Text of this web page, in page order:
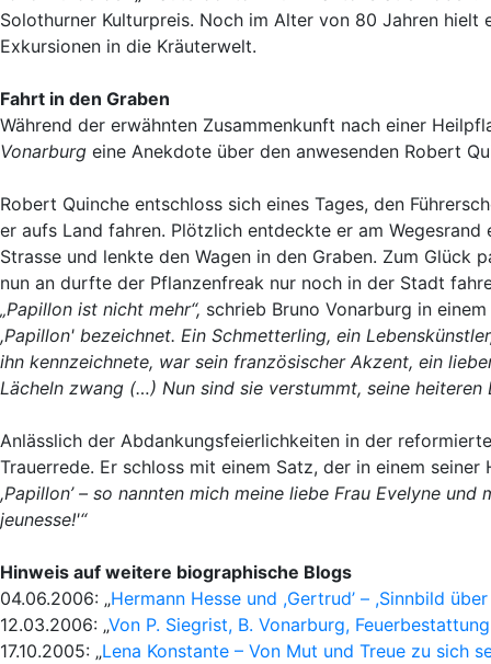
Solothurner Kulturpreis. Noch im Alter von 80 Jahren
Exkursionen in die Kräuterwelt.
Fahrt in den Graben
Während der erwähnten Zusammenkunft nach einer
Vonarburg eine Anekdote über den anwesenden Robert
Robert Quinche entschloss sich eines Tages, den
er aufs Land fahren. Plötzlich entdeckte er am
Strasse und lenkte den Wagen in den Graben. Zum Glück
nun an durfte der Pflanzenfreak nur noch in der Stadt
„Papillon ist nicht mehr“, schrieb Bruno Vonarburg in
,Papillon' bezeichnet. Ein Schmetterling, ein
ihn kennzeichnete, war sein französischer Akzent, ein
Lächeln zwang (…) Nun sind sie verstummt, seine
Anlässlich der Abdankungsfeierlichkeiten in der
Trauerrede. Er schloss mit einem Satz, der in einem
,Papillon’ – so nannten mich meine liebe Frau Evelyne
jeunesse!'“
Hinweis auf weitere biographische Blogs
04.06.2006: „Hermann Hesse und ,Gertrud’ – ,Sinnbild über
12.03.2006: „Von P. Siegrist, B. Vonarburg,
17.10.2005: „Lena Konstante – Von Mut und Treue zu sich